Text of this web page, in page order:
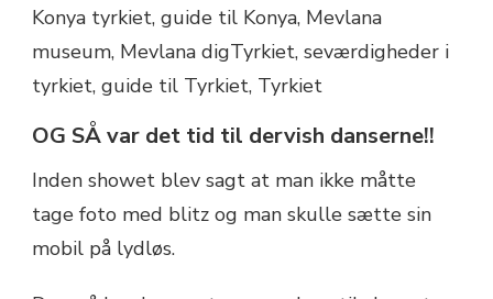
OG SÅ var det tid til dervish danserne!!
Inden showet blev sagt at man ikke måtte
tage foto med blitz og man skulle sætte sin
mobil på lydløs.